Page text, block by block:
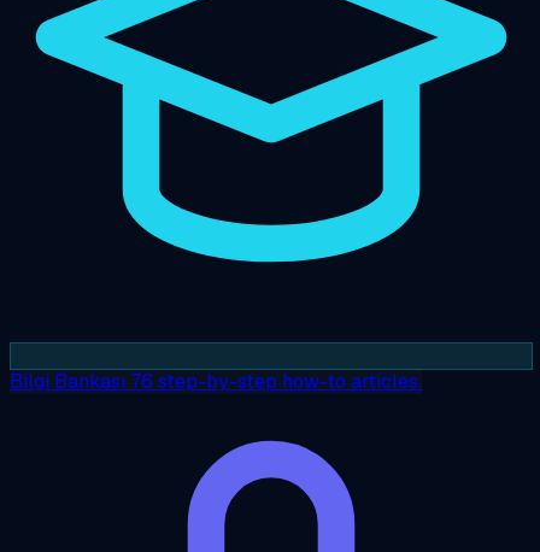
Bilgi Bankası 76 step-by-step how-to articles.